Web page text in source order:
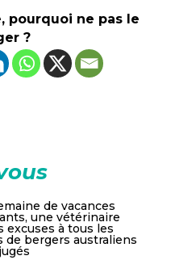
pourquoi ne pas le
?
de vacances
une vétérinaire
excuses à tous les
de bergers australiens